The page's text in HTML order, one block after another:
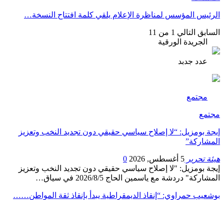
الرئيس المؤسس لمناظرة الإعلام يلقي كلمة افتتاح النسخة…
السابق التالي 1 من 11
الجريدة الورقية
عدد جدبد
مجتمع
مجتمع
إيجة بومزيل: “لا إصلاح سياسي حقيقي دون تجديد النخب وتعزيز
المشاركة”
هيئة تحرير 5 أغسطس, 2026
0
إيجة بومزيل: "لا إصلاح سياسي حقيقي دون تجديد النخب وتعزيز
المشاركة" دردشة مع ياسمين الحاج 2026/8/5 في سياق…
بوشعيب حمراوي: “إنقاذ الديمقراطية يبدأ بإنقاذ ثقة المواطن……